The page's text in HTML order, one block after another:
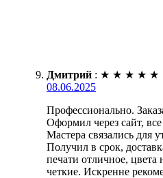
Дмитрий : ★ ★ ★ ★ ★
08.06.2025
Профессионально.
Оформил через сайт,
Мастера связались для
Получил в срок,
печати отличное,
четкие. Искренне